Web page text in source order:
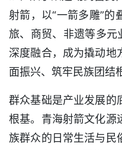
射箭，以“一箭多雕”
旅、商贸、非遗等多元
深度融合，成为撬动地
面振兴、筑牢民族团结
群众基础是产业发展的
根基。青海射箭文化源
族群众的日常生活与民